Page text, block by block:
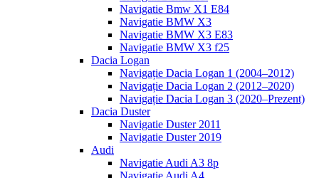
Navigatie Bmw X1 E84
Navigatie BMW X3
Navigatie BMW X3 E83
Navigatie BMW X3 f25
Dacia Logan
Navigație Dacia Logan 1 (2004–2012)
Navigație Dacia Logan 2 (2012–2020)
Navigație Dacia Logan 3 (2020–Prezent)
Dacia Duster
Navigatie Duster 2011
Navigatie Duster 2019
Audi
Navigatie Audi A3 8p
Navigatie Audi A4